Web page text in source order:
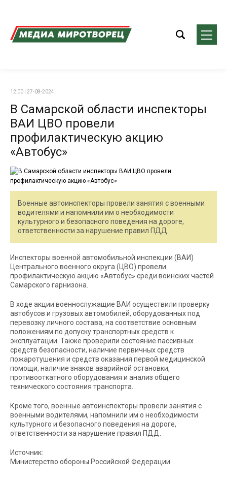
12:00 | 27-08-2024
В Самарской области инспекторы
ВАИ ЦВО провели
профилактическую акцию
«Автобус»
Военные автоинспекторы провели занятия с военными
водителями и напомнили им о необходимости
культурного и безопасного поведения на дороге,
ответственности за нарушение правил ПДД.
Инспекторы военной автомобильной инспекции (ВАИ)
Центрального военного округа (ЦВО) провели
профилактическую акцию «Автобус» среди воинских частей
Самарского гарнизона.
В ходе акции военнослужащие ВАИ осуществили проверку
автобусов и грузовых автомобилей, оборудованных под
перевозку личного состава, на соответствие основным
положениям по допуску транспортных средств к
эксплуатации. Также проверили состояние пассивных
средств безопасности, наличие первичных средств
пожаротушения и средств оказания первой медицинской
помощи, наличие знаков аварийной остановки,
противооткатного оборудования и анализ общего
технического состояния транспорта.
Кроме того, военные автоинспекторы провели занятия с
военными водителями, напомнили им о необходимости
культурного и безопасного поведения на дороге,
ответственности за нарушение правил ПДД.
Источник:
Министерство обороны Российской Федерации